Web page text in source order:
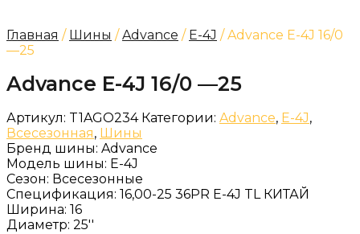
Главная / Шины /Advance / E-4J / Advance E-4J 16/0
—25
Advance E-4J 16/0 —25
Артикул: T1AGO234 Категории: Advance, E-4J,
Всесезонная, Шины
Бренд шины: Advance
Модель шины: E-4J
Сезон: Всесезонные
Спецификация: 16,00-25 36PR E-4J TL КИТАЙ
Ширина: 16
Диаметр: 25''